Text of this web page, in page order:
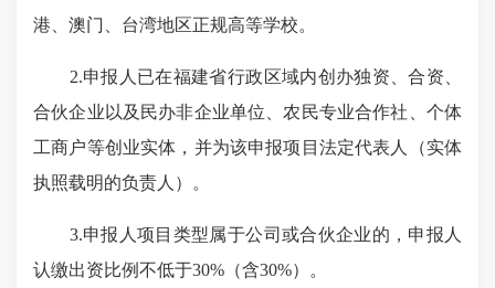
港、澳门、台湾地区正规高等学校。
2.申报人已在福建省行政区域内创办独资、合资、
合伙企业以及民办非企业单位、农民专业合作社、个体
工商户等创业实体，并为该申报项目法定代表人（实体
执照载明的负责人）。
3.申报人项目类型属于公司或合伙企业的，申报人
认缴出资比例不低于30%（含30%）。